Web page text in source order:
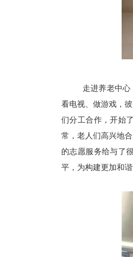
走进养老中心
看电视、做游戏，
们分工合作，开始
常，老人们高兴地
的志愿服务给与了
平，为构建更加和